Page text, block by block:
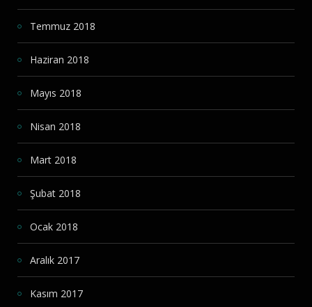
Temmuz 2018
Haziran 2018
Mayıs 2018
Nisan 2018
Mart 2018
Şubat 2018
Ocak 2018
Aralık 2017
Kasım 2017